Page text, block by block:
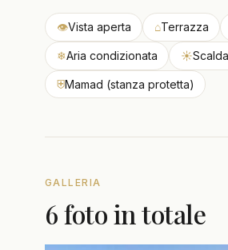
👁Vista aperta ⌂Terrazza
❄Aria condizionata ☀
⛨Mamad (stanza protetta)
GALLERIA
6 foto in totale